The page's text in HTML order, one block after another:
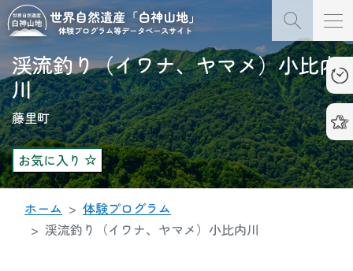
渓流釣り（イワナ、ヤマメ）小比内
川
藤里町
お気に入り
ホーム
体験プログラム
渓流釣り（イワナ、ヤマメ）小比内川